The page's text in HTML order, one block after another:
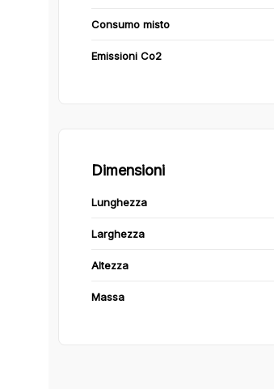
Consumo misto
Emissioni Co2
Dimensioni
Lunghezza
Larghezza
Altezza
Massa